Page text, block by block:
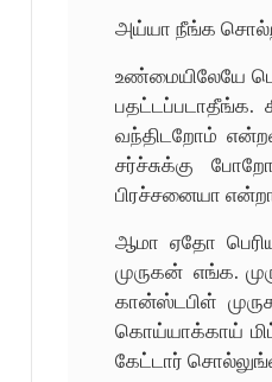
அய்யா நீங்க
உண்மையிலேயே
பதட்டப்படாதீங்க.
வந்திடறோம்
சர்ச்சுக்கு
பிரச்சனையா
ஆமா ஏதோ பெரிய
முருகன் எங்க.
கான்ஸ்டபிள்
கொய்யாக்காய்
கேட்டார்